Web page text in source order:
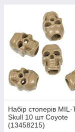
Набір стоперів MIL-
Skull 10 шт Сoyote
(13458215)